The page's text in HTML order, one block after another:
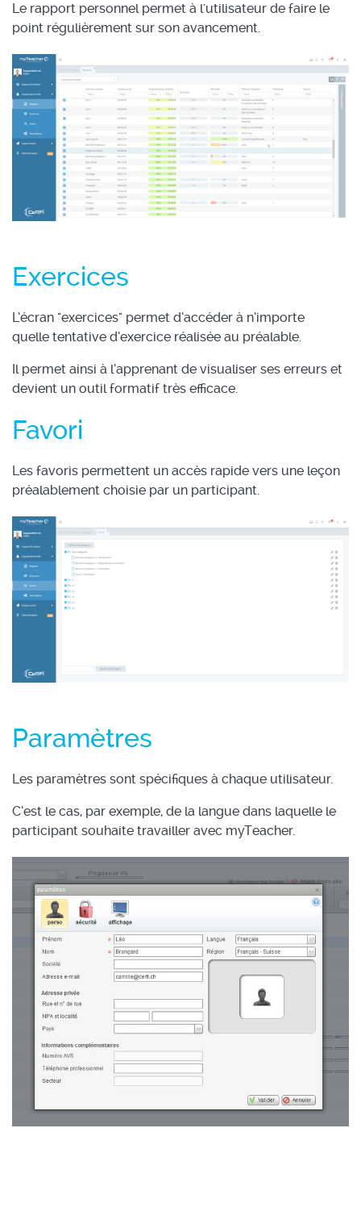
Le rapport personnel permet à l'utilisateur de faire le
point régulièrement sur son avancement.
Exercices
L’écran "exercices" permet d’accéder à n’importe
quelle tentative d’exercice réalisée au préalable.
Il permet ainsi à l’apprenant de visualiser ses erreurs et
devient un outil formatif très efficace.
Favori
Les favoris permettent un accès rapide vers une leçon
préalablement choisie par un participant.
Paramètres
Les paramètres sont spécifiques à chaque utilisateur.
C’est le cas, par exemple, de la langue dans laquelle le
participant souhaite travailler avec myTeacher.